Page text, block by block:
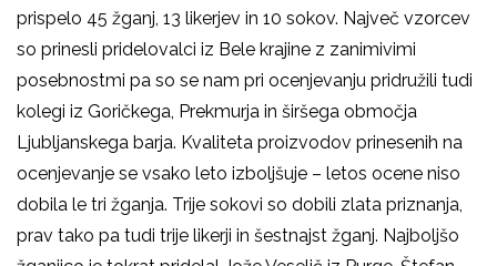
prispelo 45 žganj, 13 likerjev in 10 sokov. Največ vzorcev
so prinesli pridelovalci iz Bele krajine z zanimivimi
posebnostmi pa so se nam pri ocenjevanju pridružili tudi
kolegi iz Goričkega, Prekmurja in širšega območja
Ljubljanskega barja. Kvaliteta proizvodov prinesenih na
ocenjevanje se vsako leto izboljšuje – letos ocene niso
dobila le tri žganja. Trije sokovi so dobili zlata priznanja,
prav tako pa tudi trije likerji in šestnajst žganj. Najboljšo